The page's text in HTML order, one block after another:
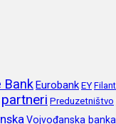
Bank EurobankEY
partneri Preduzetništvo
Vojvođanska banka